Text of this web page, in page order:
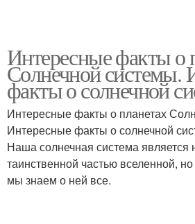
Интересные факты о
Солнечной системы.
факты о солнечной
Интересные факты о планетах
Интересные факты о солнечной
Наша солнечная система является
таинственной частью вселенной, но
мы знаем о ней все.